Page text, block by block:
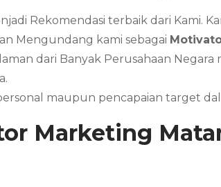
Rekomendasi terbaik dari Kami.
Mengundang kami sebagai
dari Banyak Perusahaan
maupun pencapaian target
Marketing